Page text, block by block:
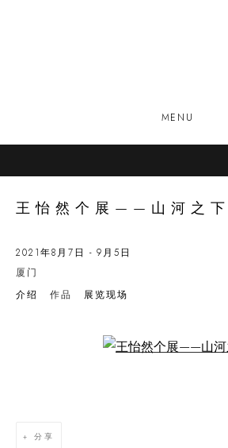
MENU
王怡然个展——山河之下
2021年8月7日 - 9月5日
厦门
介绍
作品 展览现场
Open a larger version of the
分享